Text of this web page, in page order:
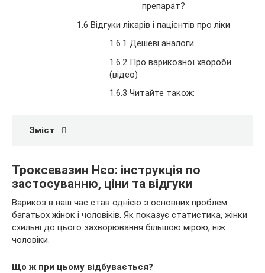
препарат?
1.6 Відгуки лікарів і пацієнтів про ліки
1.6.1 Дешеві аналоги
1.6.2 Про варикозної хвороби
(відео)
1.6.3 Читайте також:
Зміст
Троксевазин Нєо: інструкція по
застосуванню, ціни та відгуки
Варикоз в наш час став однією з основних проблем
багатьох жінок і чоловіків. Як показує статистика, жінки
схильні до цього захворювання більшою мірою, ніж
чоловіки.
Що ж при цьому відбувається?